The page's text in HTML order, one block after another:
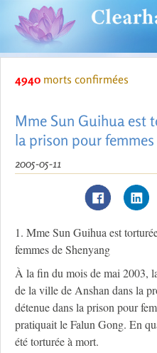
4940 morts confirmées
Mme Sun Guihua est
la prison pour
2005-05-11
1. Mme Sun Guihua est
femmes de Shenyang
À la fin du mois de mai 2003,
de la ville de Anshan dans la
détenue dans la prison pour
pratiquait le Falun Gong. En
été torturée à mort.